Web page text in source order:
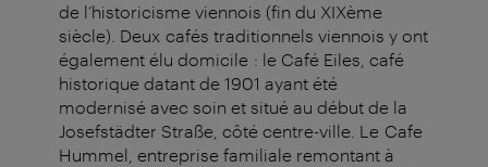
de l’historicisme viennois (fin du XIXème
siècle). Deux cafés traditionnels viennois y ont
également élu domicile : le Café Eiles, café
historique datant de 1901 ayant été
modernisé avec soin et situé au début de la
Josefstädter Straße, côté centre-ville. Le Cafe
Hummel, entreprise familiale remontant à